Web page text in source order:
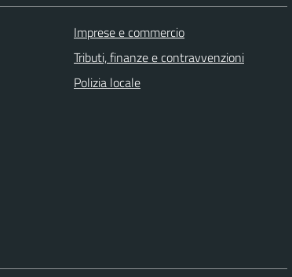
Imprese e commercio
Tributi, finanze e contravvenzioni
Polizia locale